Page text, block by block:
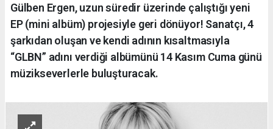
Gülben Ergen, uzun süredir üzerinde çalıştığı yeni
EP (mini albüm) projesiyle geri dönüyor! Sanatçı, 4
şarkıdan oluşan ve kendi adının kısaltmasıyla
“GLBN” adını verdiği albümünü 14 Kasım Cuma günü
müzikseverlerle buluşturacak.